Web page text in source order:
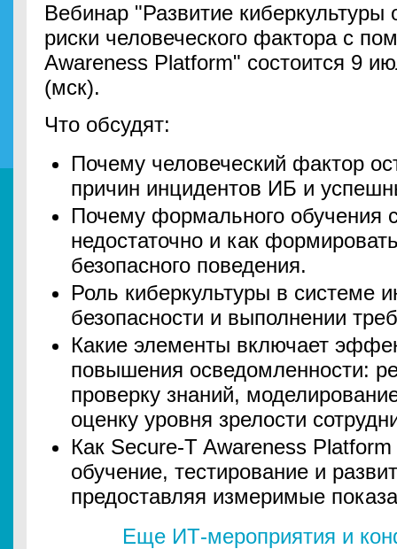
Вебинар "Развитие киберкультуры
риски человеческого фактора с
Awareness Platform" состоится 9
(мск).
Что обсудят:
Почему человеческий фактор
причин инцидентов ИБ и
Почему формального обучения
недостаточно и как
безопасного поведения.
Роль киберкультуры в системе
безопасности и выполнении
Какие элементы включает
повышения осведомленности:
проверку знаний,
оценку уровня зрелости
Как Secure-T Awareness Platform
обучение, тестирование и
предоставляя измеримые
Еще ИТ-мероприятия и